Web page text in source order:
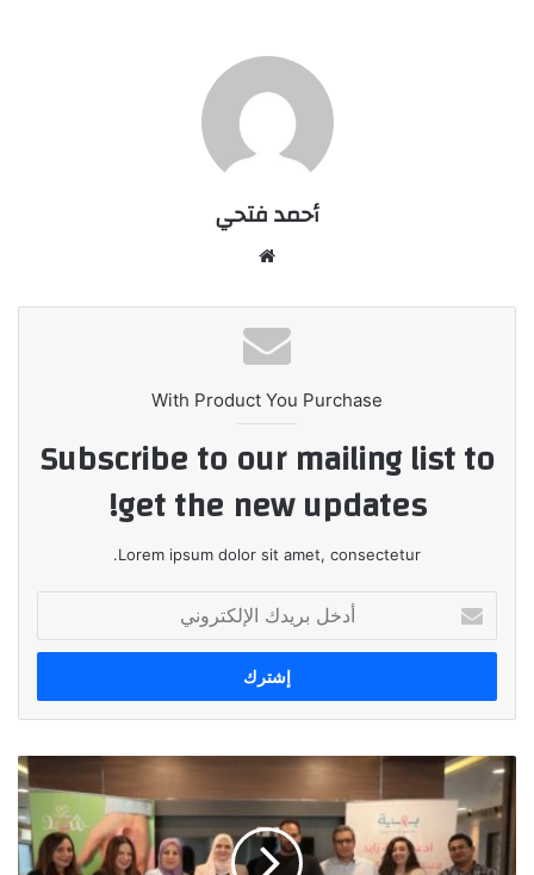
أحمد فتحي
With Product You Purchase
Subscribe to our mailing list to
get the new updates!
Lorem ipsum dolor sit amet, consectetur.
بريدك
الإلكتروني
"كايرو
ثري
أيه
للدواجن"
تجدد